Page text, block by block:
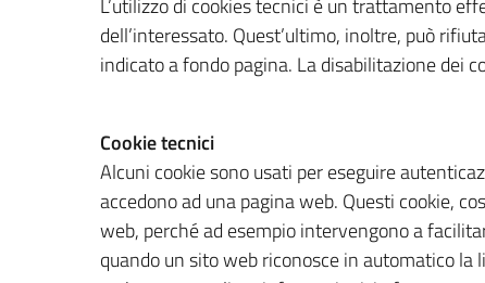
L’utilizzo di cookies tecnici è un trattamento
dell’interessato. Quest’ultimo, inoltre, può
indicato a fondo pagina. La disabilitazione dei
Cookie tecnici
Alcuni cookie sono usati per eseguire
accedono ad una pagina web. Questi cookie,
web, perché ad esempio intervengono a
quando un sito web riconosce in automatico